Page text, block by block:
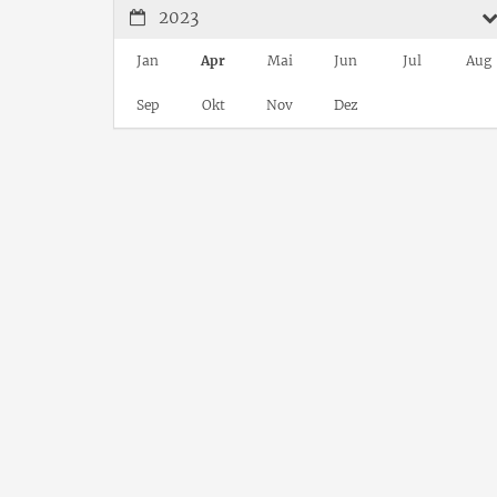
2023
Jan Apr Mai Jun Jul Aug
Sep Okt Nov Dez